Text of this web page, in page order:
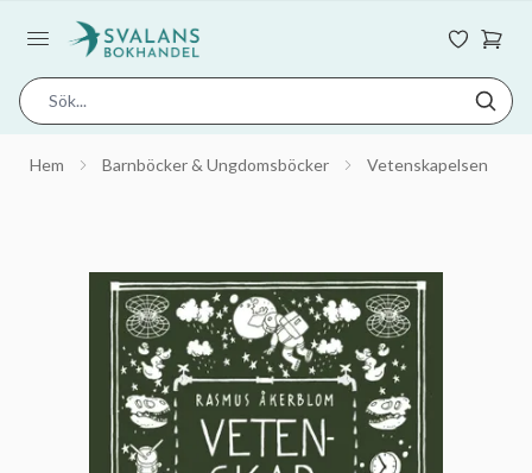
Hem Barnböcker & Ungdomsböcker Vetenskapelsen